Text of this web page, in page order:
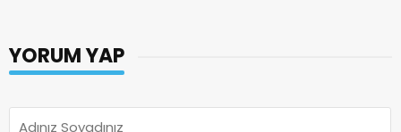
YORUM YAP